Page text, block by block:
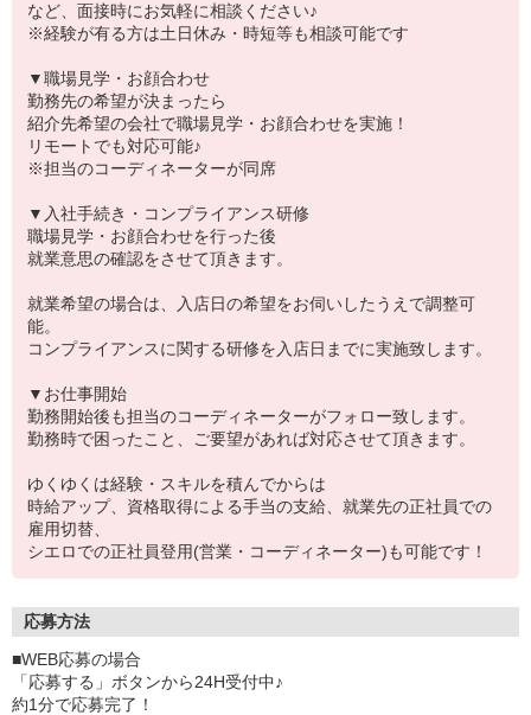
など、面接時にお気軽に相談ください♪
※経験が有る方は土日休み・時短等も相談可能です
▼職場見学・お顔合わせ
勤務先の希望が決まったら
紹介先希望の会社で職場見学・お顔合わせを実施！
リモートでも対応可能♪
※担当のコーディネーターが同席
▼入社手続き・コンプライアンス研修
職場見学・お顔合わせを行った後
就業意思の確認をさせて頂きます。
就業希望の場合は、入店日の希望をお伺いしたうえで調整可
能。
コンプライアンスに関する研修を入店日までに実施致します。
▼お仕事開始
勤務開始後も担当のコーディネーターがフォロー致します。
勤務時で困ったこと、ご要望があれば対応させて頂きます。
ゆくゆくは経験・スキルを積んでからは
時給アップ、資格取得による手当の支給、就業先の正社員での
雇用切替、
シエロでの正社員登用(営業・コーディネーター)も可能です！
応募方法
■WEB応募の場合
「応募する」ボタンから24H受付中♪
約1分で応募完了！